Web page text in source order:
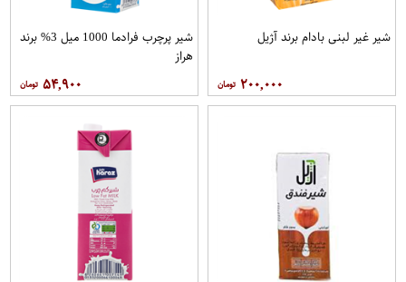
شیر غیر لبنی بادام برند آژیل
۲۰۰,۰۰۰
شیر پرچرب فرادما 1000 میل 3% برند
هراز
۵۴,۹۰۰